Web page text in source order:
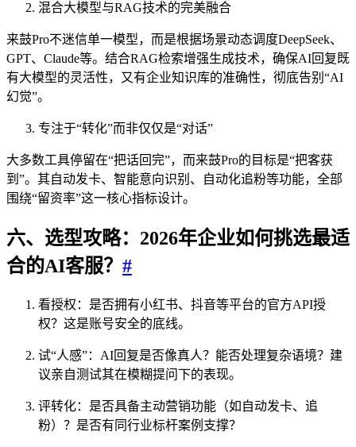
混合大模型与RAG技术的完美融合
来鼓Pro不迷信单一模型，而是根据场景动态调度DeepSeek、
GPT、Claude等。结合RAG检索增强生成技术，确保AI回复既
有大模型的灵活性，又有企业知识库的准确性，彻底告别“AI
幻觉”。
专注于“转化”而非仅仅是“对话”
大多数工具停留在“把话回完”，而来鼓Pro的目标是“把客获
到”。其自动发卡、智能意向识别、自动化追粉等功能，全部
围绕“留资率”这一核心指标设计。
六、选型攻略：2026年企业如何挑选最适
合的AI客服？ #
看授权：是否拥有小红书、抖音等平台的官方API授
权？这是账号安全的底线。
试“人感”：AI回复是否像真人？能否处理复杂语境？建
议亲自测试其在模糊提问下的表现。
评转化：是否具备主动营销功能（如自动发卡、追
粉）？是否有同行业标杆案例支撑？